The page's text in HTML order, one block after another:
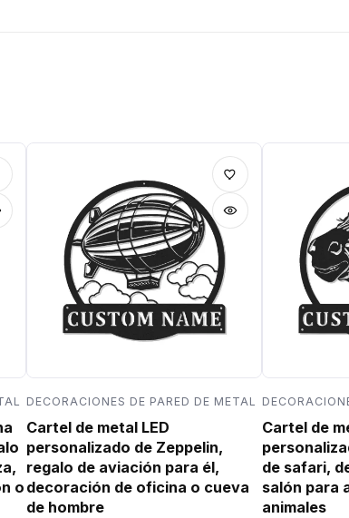
o
DECORACIONES DE PARED DE METAL
Cartel de metal LED
personalizado de Zeppelin,
regalo de aviación para él,
decoración de oficina o cueva
de hombre
Cartel de
de safari,
salón para
animales